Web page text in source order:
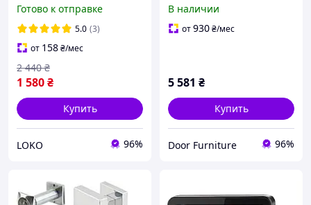
квартиру
Готово к отправке
5.0 (3)
от 158₴/мес
1 580₴
2 440 ₴
Купить
LOKO 96%
цилиндр,накладка в/
ж,броненакладка,глазок)
В наличии
от930₴/мес
5 581 ₴
Купить
Door Furniture 96%